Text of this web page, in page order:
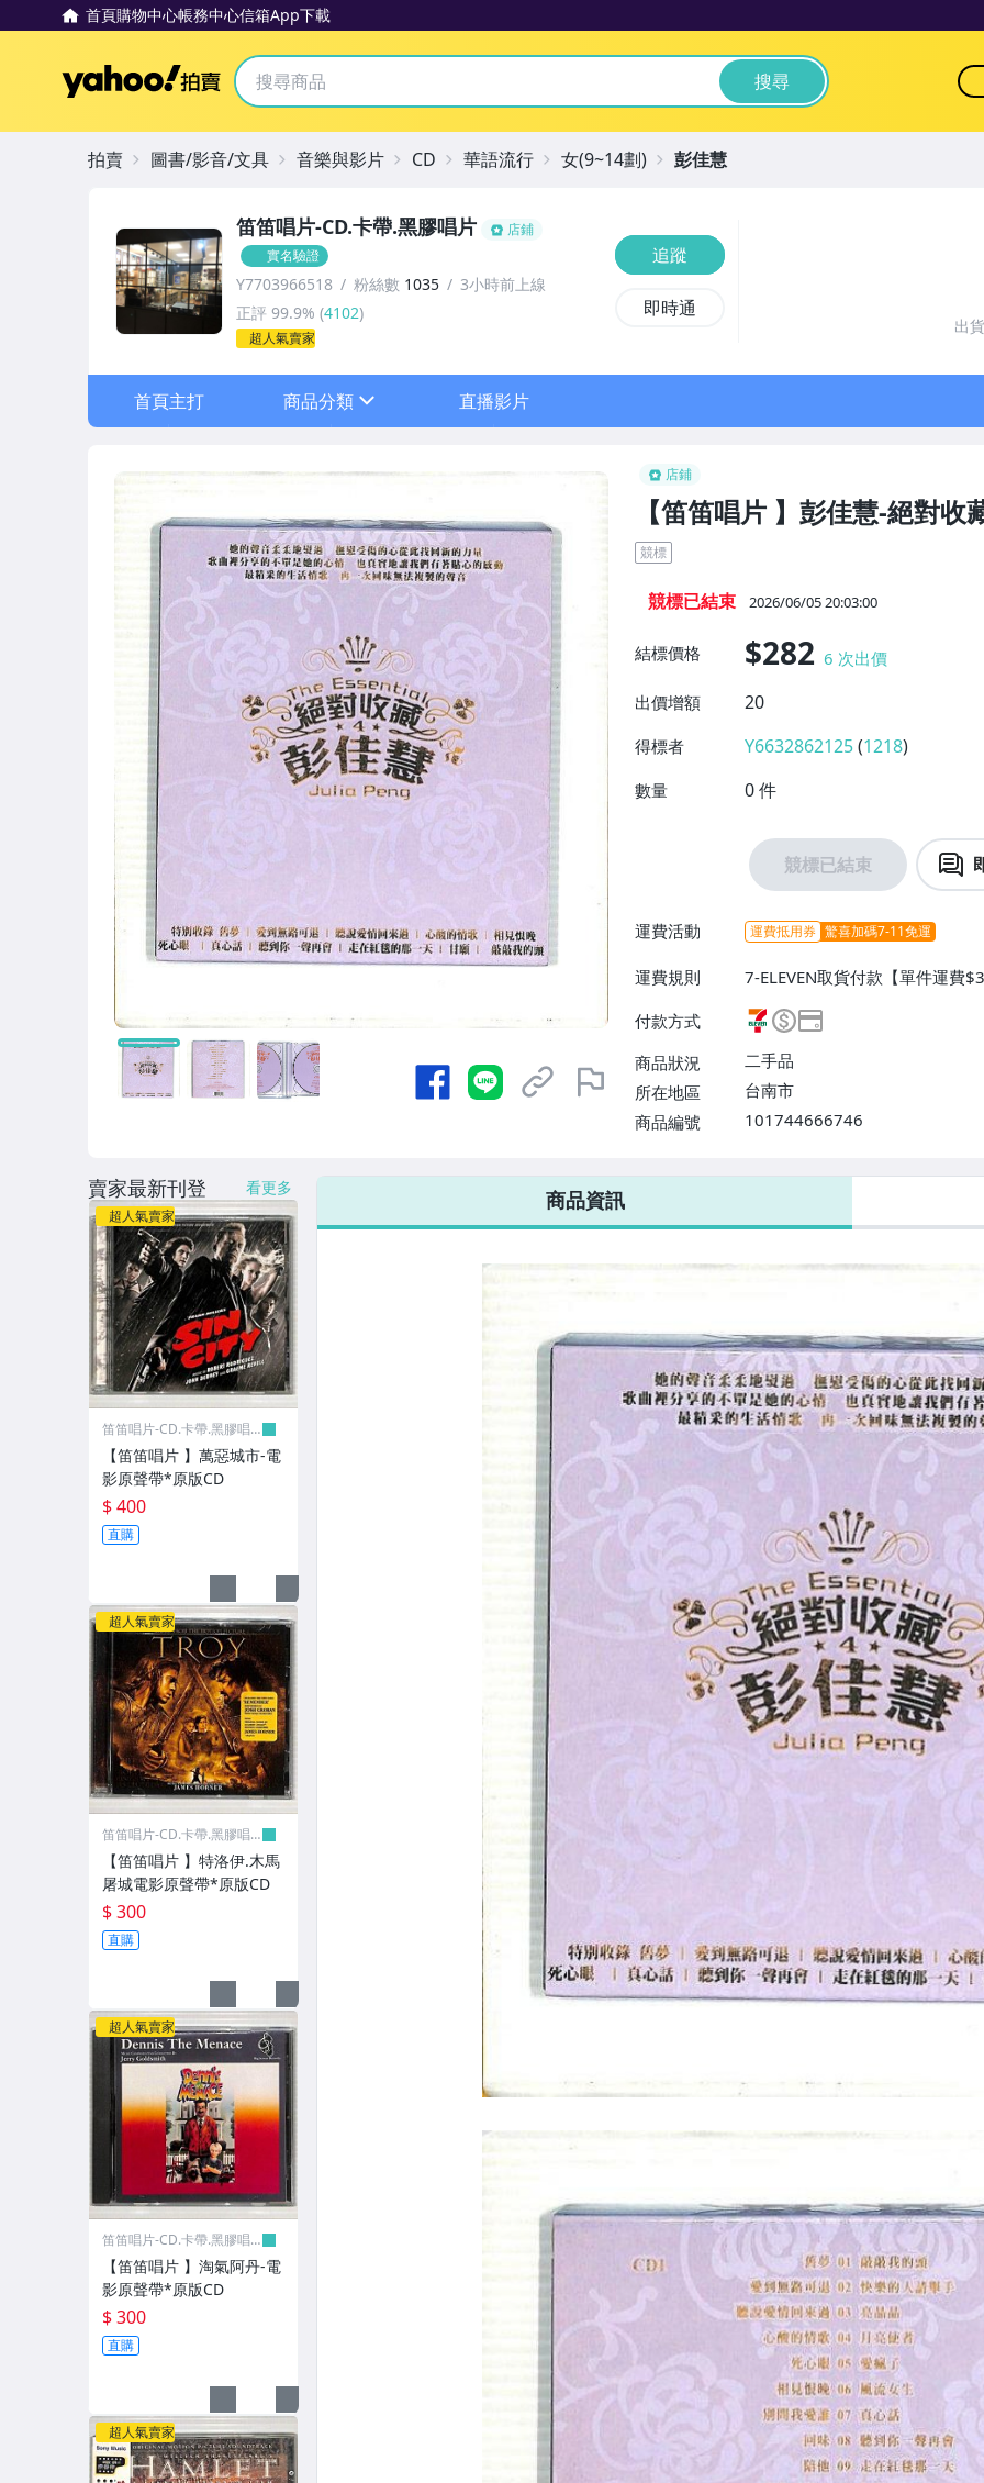
首頁購物中心帳務中心信箱App下載
Yahoo拍賣 搜尋
店鋪
【笛笛唱片 】彭佳慧-絕對收
競標
競標已結束 2026/06/05 20:03:00
結標價格 $282 6 次出價
出價增額
20
得標者 Y6632862125 (1218)
數量 0件
競標已結束
運費活動 運費抵用券 驚喜加碼7-11免運
運費規則
7-ELEVEN取貨付款【單件運費
費$50、滿5件免運費】
付款方式
商品狀況
二手品
所在地區
台南市
商品編號
101744666746
7-ELEVEN 運費只要38元
笛笛唱片-CD.卡帶.黑膠唱片
店鋪
實名驗證
Y7703966518 粉絲數 1035
3小時前上線
正評 99.9% (4102)
超人氣賣家
追蹤
即時通
出
首頁主打 商品分類
絕版CD競標
CD國語男歌手
CD國語女歌手
CD國語團體
CD國語合輯
CD台語男歌手
CD台語女歌手
CD台語團體.合輯
西洋男歌手
西洋女歌手
華語電視.電影原聲帶
西洋電影原聲帶
日本流行音樂團體
客家.原住民
古典音樂
樂器演奏
聖誕.新年
懷念國語老歌
日本演歌
直播影片
拍賣 圖書/影音/文具 音樂與影片 CD 華語流行 女(9~14劃) 彭佳慧
商品資訊
賣家最新刊登 看更多
超人氣賣家
笛笛唱片-CD.卡帶.黑膠唱
【笛笛唱片 】萬惡城市-電
影原聲帶*原版CD
$ 400
直購
超人氣賣家
笛笛唱片-CD.卡帶.黑膠唱
【笛笛唱片 】特洛伊.木馬
屠城電影原聲帶*原版CD
$ 300
直購
超人氣賣家
笛笛唱片-CD.卡帶.黑膠唱
【笛笛唱片 】淘氣阿丹-電
影原聲帶*原版CD
$ 300
直購
超人氣賣家